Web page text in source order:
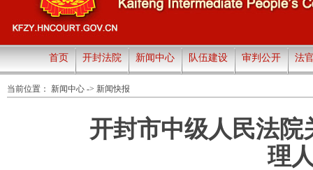
首页 开封法院 新闻中心 队伍建设 审判公开 法
当前位置： 新闻中心 -> 新闻快报
开封市中级人民法
理